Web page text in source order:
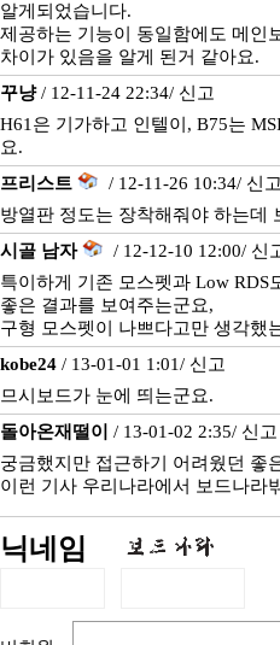
알게되었습니다.
제공하는 기능이 동일함에도 메인
차이가 있음을 알게 된거 같아요.
꾸냥/ 12-11-24 22:34/ 신고
H61은 기가하고 인텔이, B75는
요.
프리스트
/ 12-11-26 10:34/ 신고
방열판 정도는 장착해줘야 하는데
시골 남자
/ 12-12-10 12:00/ 신
특이하게 기존 모스펫과 Low RDS
좋은 결과를 보여주는군요,
구형 모스펫이 나쁘다고만 생각했
kobe24 / 13-01-01 1:01/ 신고
므시보드가 눈에 띄는군요.
돌아온재떨이
/ 13-01-02 2:35/ 신고
궁금했지만 접근하기 어려웠던 좋
이런 기사 우리나라에서 보드나라
닉네임